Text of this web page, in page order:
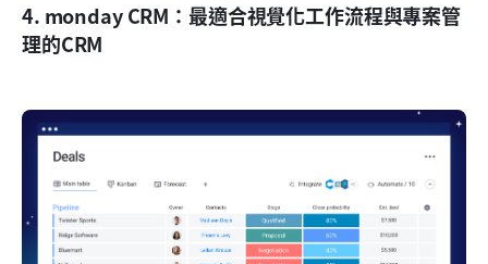
4. monday CRM：最適合視覺化工作流程與專案管
理的CRM